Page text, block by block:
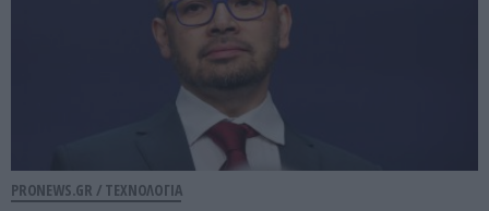
PRONEWS.GR / ΤΕΧΝΟΛΟΓΙΑ